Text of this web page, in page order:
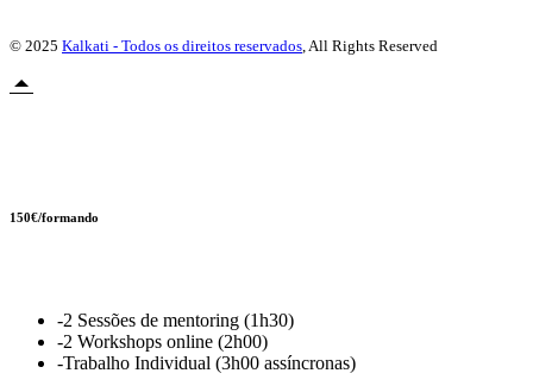
© 2025 Kalkati - Todos os direitos reservados, All Rights Reserved
150€/formando
-2 Sessões de mentoring (1h30)
-2 Workshops online (2h00)
-Trabalho Individual (3h00 assíncronas)